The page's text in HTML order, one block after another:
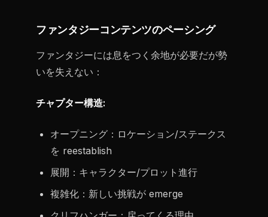
ファンタジーコンテンツのペーシング
ファンタジーには息をつく余地が必要だが勢
いを失えない：
チャプター構造:
オープニング：ロケーション/ステークス
を reestablish
展開：キャラクター/プロット進行
複雑化：新しい挑戦が emerge